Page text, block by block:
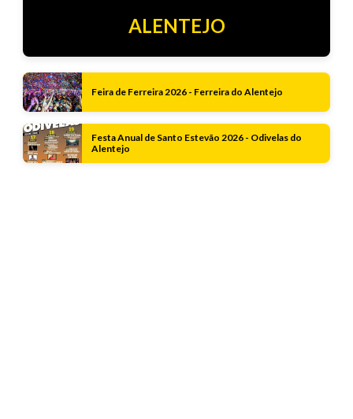
ALENTEJO
Feira de Ferreira 2026 - Ferreira do Alentejo
Festa Anual de Santo Estevão 2026 - Odivelas do
Alentejo